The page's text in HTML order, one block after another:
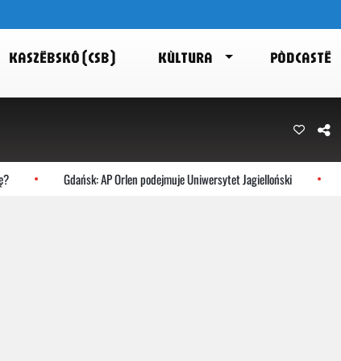
KASZËBSKÔ (CSB) KÙLTURA PÒDCASTË
Gdańsk: AP Orlen podejmuje Uniwersytet Jagielloński